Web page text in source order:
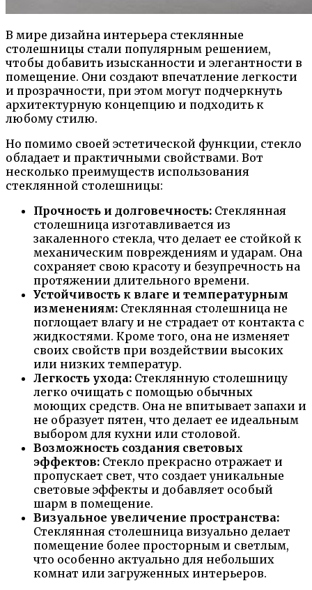
В мире дизайна интерьера стеклянные
столешницы стали популярным решением,
чтобы добавить изысканности и элегантности в
помещение. Они создают впечатление легкости
и прозрачности, при этом могут подчеркнуть
архитектурную концепцию и подходить к
любому стилю.
Но помимо своей эстетической функции, стекло
обладает и практичными свойствами. Вот
несколько преимуществ использования
стеклянной столешницы:
Прочность и долговечность: Стеклянная
столешница изготавливается из
закаленного стекла, что делает ее стойкой к
механическим повреждениям и ударам. Она
сохраняет свою красоту и безупречность на
протяжении длительного времени.
Устойчивость к влаге и температурным
изменениям: Стеклянная столешница не
поглощает влагу и не страдает от контакта с
жидкостями. Кроме того, она не изменяет
своих свойств при воздействии высоких
или низких температур.
Легкость ухода: Стеклянную столешницу
легко очищать с помощью обычных
моющих средств. Она не впитывает запахи и
не образует пятен, что делает ее идеальным
выбором для кухни или столовой.
Возможность создания световых
эффектов: Стекло прекрасно отражает и
пропускает свет, что создает уникальные
световые эффекты и добавляет особый
шарм в помещение.
Визуальное увеличение пространства:
Стеклянная столешница визуально делает
помещение более просторным и светлым,
что особенно актуально для небольших
комнат или загруженных интерьеров.